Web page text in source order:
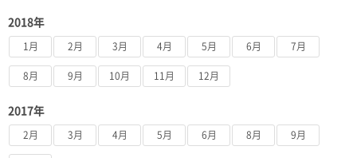
2018年
1月 2月 3月 4月 5月 6月 7月
8月 9月 10月 11月 12月
2017年
2月 3月 4月 5月 6月 8月 9月